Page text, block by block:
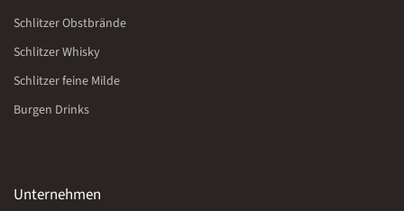
Schlitzer Obstbrände
Schlitzer Whisky
Schlitzer feine Milde
Burgen Drinks
Unternehmen